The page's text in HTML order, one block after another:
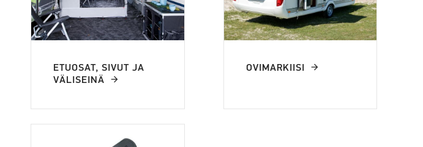
ETUOSAT, SIVUT JA
VÄLISEINÄ
OVIMARKIISI